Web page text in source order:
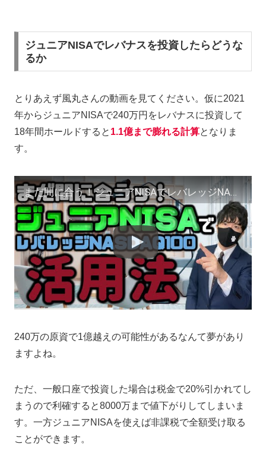
ジュニアNISAでレバナスを投資したらどうな
るか
とりあえず風丸さんの動画を見てください。仮に2021
年からジュニアNISAで240万円をレバナスに投資して
18年間ホールドすると 1.1億まで膨れる計算となりま
す。
まだ間に合う！ジュニアNISAでレバレッジNASDAQ100活用用！
240万の原資で1億越えの可能性があるなんて夢があり
ますよね。
ただ、一般口座で投資した場合は税金で20%引かれてし
まうので利確すると8000万まで値下がりしてしまいま
す。一方ジュニアNISAを使えば非課税で全額受け取る
ことができます。